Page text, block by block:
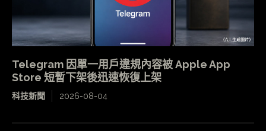
Telegram 因單一用戶違規內容被 Apple App
Store 短暫下架後迅速恢復上架
科技新聞 2026-08-04